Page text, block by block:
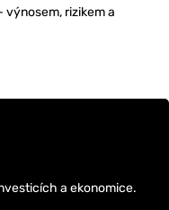
rizikem a
a ekonomice.